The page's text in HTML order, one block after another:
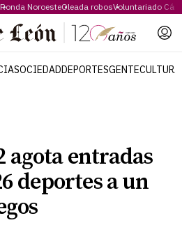
Ronda NoroesteOleada robosVoluntariado
SOCIEDADDEPORTESGENTECULTURA
agota entradas
deportes a un